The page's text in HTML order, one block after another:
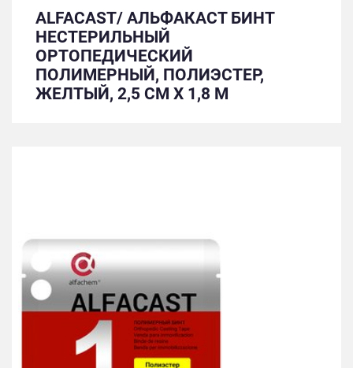
ALFACAST/ АЛЬФАКАСТ БИНТ
НЕСТЕРИЛЬНЫЙ
ОРТОПЕДИЧЕСКИЙ
ПОЛИМЕРНЫЙ, ПОЛИЭСТЕР,
ЖЕЛТЫЙ, 2,5 СМ Х 1,8 М